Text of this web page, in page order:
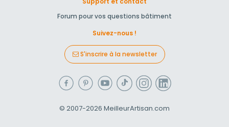
Forum pour vos questions bâtiment
Suivez-nous !
S'inscrire à la newsletter
© 2007-2026 MeilleurArtisan.com